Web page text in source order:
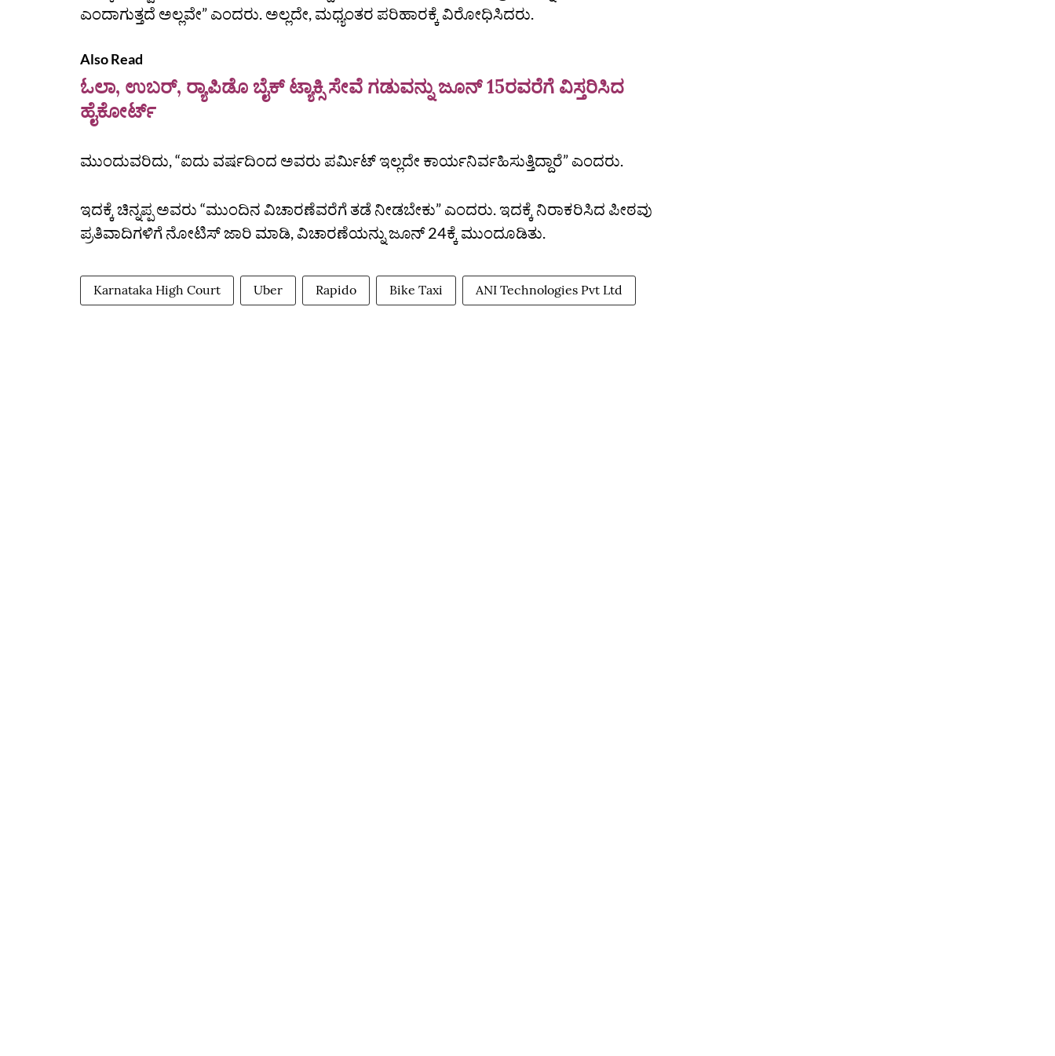
ಎಂದಾಗುತ್ತದೆ ಅಲ್ಲವೇ” ಎಂದರು. ಅಲ್ಲದೇ, ಮಧ್ಯಂತರ ಪರಿಹಾರಕ್ಕೆ ವಿರೋಧಿಸಿದರು.
Also Read
ಓಲಾ, ಉಬರ್‌, ರ‍್ಯಾಪಿಡೊ ಬೈಕ್‌ ಟ್ಯಾಕ್ಸಿ ಸೇವೆ ಗಡುವನ್ನು ಜೂನ್‌ 15ರವರೆಗೆ ವಿಸ್ತರಿಸಿದ
ಹೈಕೋರ್ಟ್‌
ಮುಂದುವರಿದು, “ಐದು ವರ್ಷದಿಂದ ಅವರು ಪರ್ಮಿಟ್‌ ಇಲ್ಲದೇ ಕಾರ್ಯನಿರ್ವಹಿಸುತ್ತಿದ್ದಾರೆ” ಎಂದರು.
ಇದಕ್ಕೆ ಚಿನ್ನಪ್ಪ ಅವರು “ಮುಂದಿನ ವಿಚಾರಣೆವರೆಗೆ ತಡೆ ನೀಡಬೇಕು” ಎಂದರು. ಇದಕ್ಕೆ ನಿರಾಕರಿಸಿದ ಪೀಠವು
ಪ್ರತಿವಾದಿಗಳಿಗೆ ನೋಟಿಸ್‌ ಜಾರಿ ಮಾಡಿ, ವಿಚಾರಣೆಯನ್ನು ಜೂನ್‌ 24ಕ್ಕೆ ಮುಂದೂಡಿತು.
Karnataka High Court Uber Rapido Bike Taxi ANI Technologies Pvt Ltd